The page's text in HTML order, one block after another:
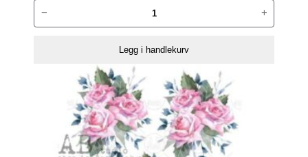
Rispapir
− +
Legg i handlekurv